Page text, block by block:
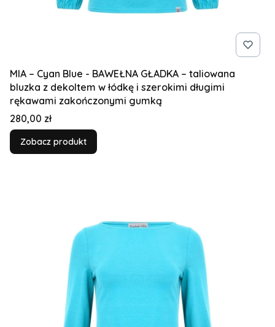
MIA – Cyan Blue - BAWEŁNA GŁADKA – taliowana
bluzka z dekoltem w łódkę i szerokimi długimi
rękawami zakończonymi gumką
Cena
280,00 zł
Zobacz produkt